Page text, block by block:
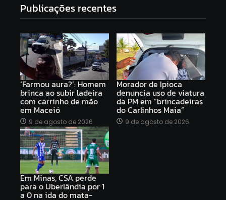
Publicações recentes
‘Farmou aura?’: Homem
brinca ao subir ladeira
com carrinho de mão
em Maceió
9 de agosto de 2026
Morador de Ipioca
denuncia uso de viatura
da PM em “brincadeiras
do Carlinhos Maia”
9 de agosto de 2026
Em Minas, CSA perde
para o Uberlândia por 1
a 0 na ida do mata-